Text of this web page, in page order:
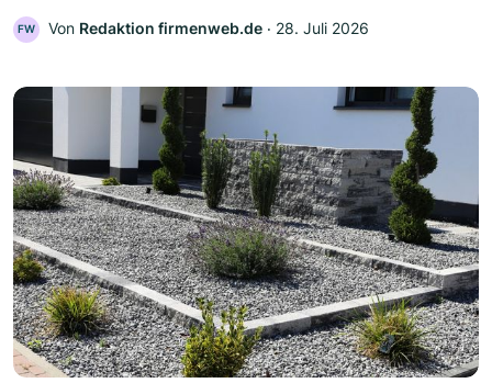
FW Von Redaktion firmenweb.de ‧ 28. Juli 2026